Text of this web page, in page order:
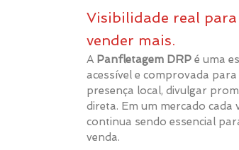
Visibilidade real
vender mais.
A Panfletagem DRP é uma
acessível e comprovada
presença local, divulgar
direta. Em um mercado
continua sendo essencial
venda.